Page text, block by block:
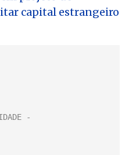
capital estrangeiro